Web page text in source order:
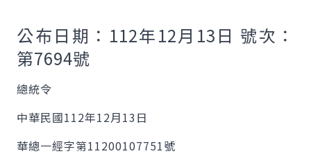
公布日期：112年12月13日 號次：
第7694號
總統令
中華民國112年12月13日
華總一經字第11200107751號